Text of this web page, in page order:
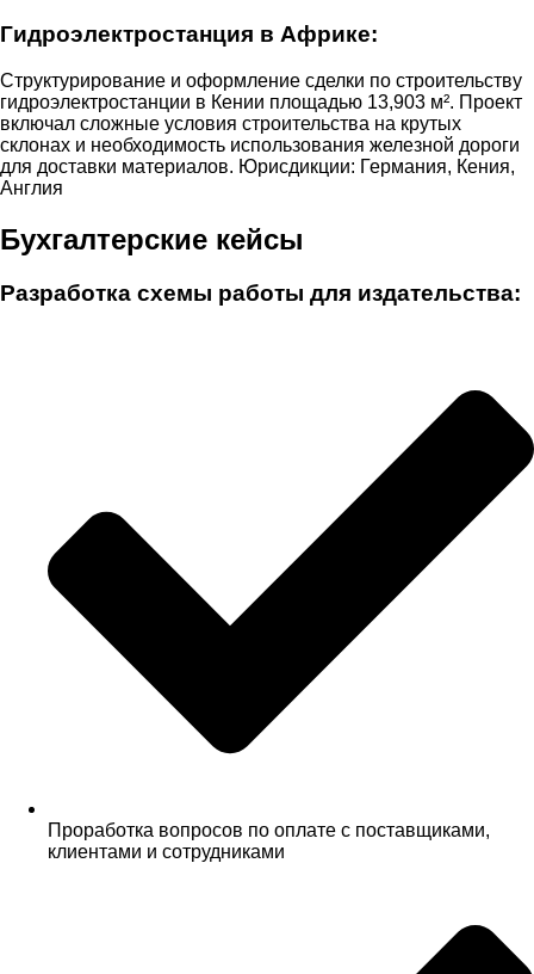
Гидроэлектростанция в Африке:
Структурирование и оформление сделки по строительству
гидроэлектростанции в Кении площадью 13,903 м². Проект
включал сложные условия строительства на крутых
склонах и необходимость использования железной дороги
для доставки материалов. Юрисдикции: Германия, Кения,
Англия
Бухгалтерские кейсы
Разработка схемы работы для издательства:
Проработка вопросов по оплате с поставщиками,
клиентами и сотрудниками